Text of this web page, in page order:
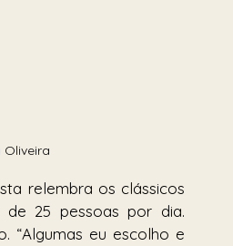
Oliveira
relembra os clássicos
25 pessoas por dia.
“Algumas eu escolho e